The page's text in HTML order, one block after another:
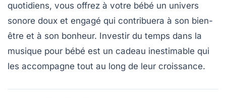
quotidiens, vous offrez à votre bébé un univers
sonore doux et engagé qui contribuera à son bien-
être et à son bonheur. Investir du temps dans la
musique pour bébé est un cadeau inestimable qui
les accompagne tout au long de leur croissance.